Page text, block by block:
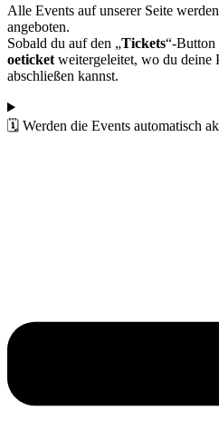
Alle Events auf unserer Seite
angeboten.
Sobald du auf den „Tickets“-Button
oeticketweitergeleitet, wo du deine
abschließen kannst.
🗓️ Werden die Events automatisch